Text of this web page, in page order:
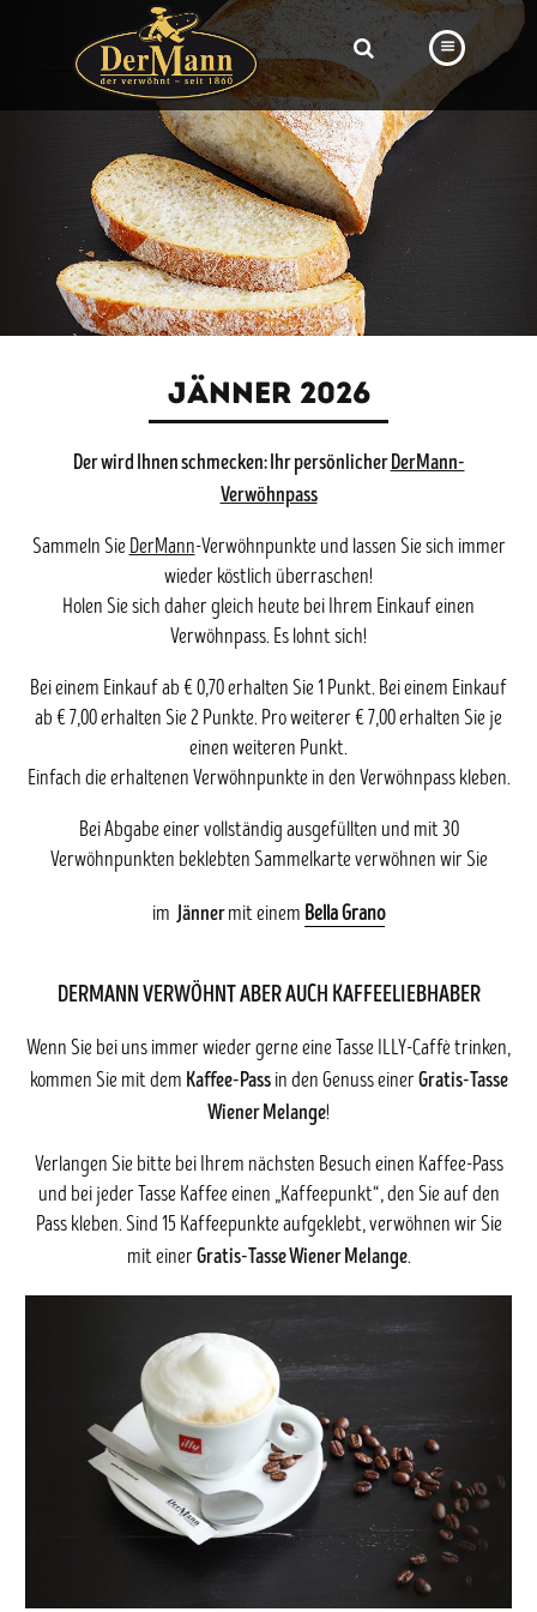
PRODUKTE
FILIALEN
BÄCKEREI
BROTWAY
VORBESTELLUNG
NEWS
KARRIERE
JÄNNER 2026
Der wird Ihnen schmecken: Ihr persönlicherDerMann-
Verwöhnpass
Sammeln Sie DerMann-Verwöhnpunkte und lassen Sie sich immer
wieder köstlich überraschen!
Holen Sie sich daher gleich heute bei Ihrem Einkauf einen
Verwöhnpass. Es lohnt sich!
Bei einem Einkauf ab € 0,70 erhalten Sie 1 Punkt. Bei einem Einkauf
ab € 7,00 erhalten Sie 2 Punkte. Pro weiterer € 7,00 erhalten Sie je
einen weiteren Punkt.
Einfach die erhaltenen Verwöhnpunkte in den Verwöhnpass kleben.
Bei Abgabe einer vollständig ausgefüllten und mit 30
Verwöhnpunkten beklebten Sammelkarte verwöhnen wir Sie
im Jännermit einem Bella Grano
DERMANN VERWÖHNT ABER AUCH KAFFEELIEBHABER
Wenn Sie bei uns immer wieder gerne eine Tasse ILLY-Caffè trinken,
kommen Sie mit dem Kaffee-Passin den Genuss einerGratis-Tasse
Wiener Melange!
Verlangen Sie bitte bei Ihrem nächsten Besuch einen Kaffee-Pass
und bei jeder Tasse Kaffee einen „Kaffeepunkt“, den Sie auf den
Pass kleben. Sind 15 Kaffeepunkte aufgeklebt, verwöhnen wir Sie
mit einerGratis-Tasse Wiener Melange.